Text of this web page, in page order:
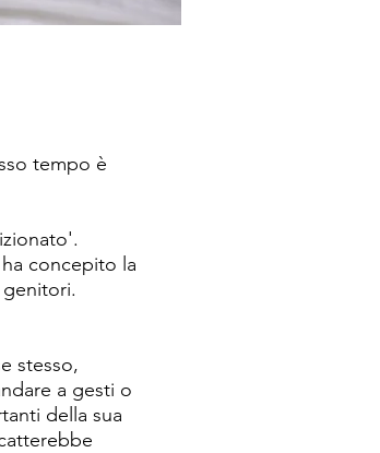
tempo è
concepito la
stesso,
a gesti o
della sua